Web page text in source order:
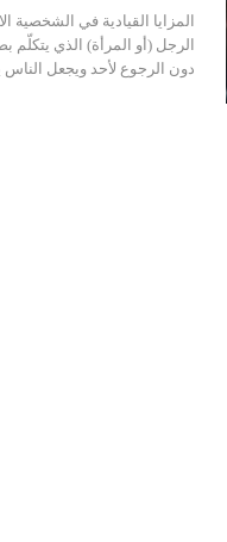
المزايا القيادية في
الرجل (أو المرأة) الذي
دون الرجوع لأحد ويجعل الناس